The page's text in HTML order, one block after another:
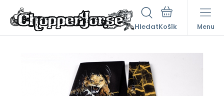
Hledat Menu